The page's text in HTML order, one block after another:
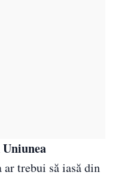
ar trebui să iasă din